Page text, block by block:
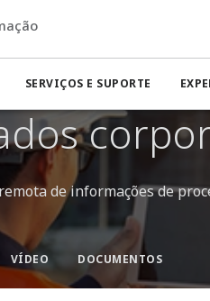
SERVIÇOS E SUPORTE
de informações de
VÍDEO DOCUMENTOS